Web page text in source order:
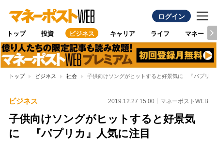
ログイン
トップ 投資 ビジネス キャリア ライフ マネー
トップ ビジネス 社会 子供向けソングがヒットすると好景気に 『パプリカ
ビジネス 2019.12.27 15:00 マネーポストWEB
子供向けソングがヒットすると好景気
に 『パプリカ』人気に注目